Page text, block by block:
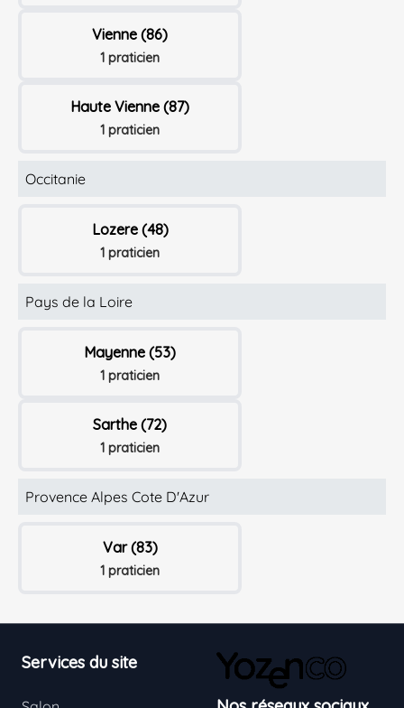
Vienne (86)
1 praticien
Haute Vienne (87)
1 praticien
Occitanie
Lozere (48)
1 praticien
Pays de la Loire
Mayenne (53)
1 praticien
Sarthe (72)
1 praticien
Provence Alpes Cote D'Azur
Var (83)
1 praticien
Services du site